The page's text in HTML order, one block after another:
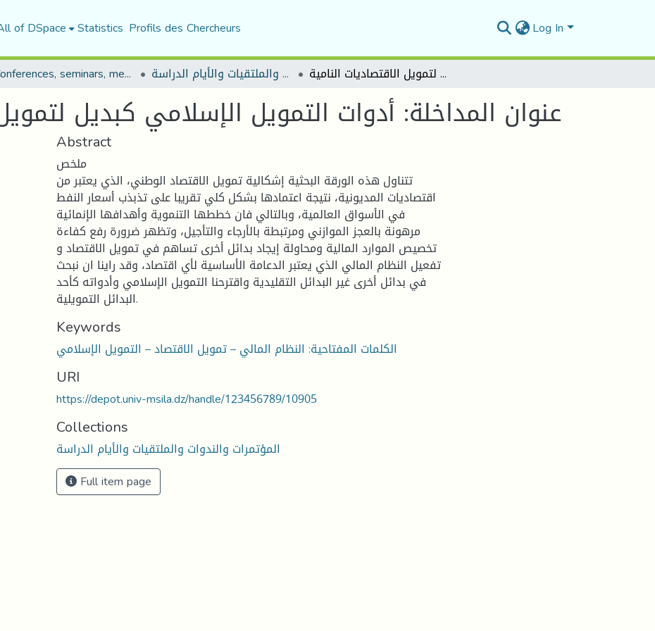
of DSpace Statistics Profils des Chercheurs Log In
Conferences, seminars, meetings, and study days المؤتمرات والندوات والملتقيات والأيام الدراسة عنوان المداخلة: أدوات التمويل الإسلامي كبديل لتمويل الاقتصاديات النامية
عنوان المداخلة: أدوات التمويل الإسلامي كبديل
Abstract
ملخص
تتناول هذه الورقة البحثية إشكالية تمويل الاقتصاد الوطني، الذي يعتبر من
اقتصاديات المديونية، نتيجة اعتمادها بشكل كلي تقريبا على تذبذب أسعار النفط
في الأسواق العالمية، وبالتالي فان خططها التنموية وأهدافها الإنمائية
مرهونة بالعجز الموازني ومرتبطة بالأرجاء والتأجيل، وتظهر ضرورة رفع كفاءة
تخصيص الموارد المالية ومحاولة إيجاد بدائل أخرى تساهم في تمويل الاقتصاد و
تفعيل النظام المالي الذي يعتبر الدعامة الأساسية لأي اقتصاد، وقد راينا ان نبحث
في بدائل أخرى غير البدائل التقليدية واقترحنا التمويل الإسلامي وأدواته كأحد
البدائل التمويلية.
Keywords
الكلمات المفتاحية: النظام المالي – تمويل الاقتصاد – التمويل الإسلامي
URI
https://depot.univ-msila.dz/handle/123456789/10905
Collections
المؤتمرات والندوات والملتقيات والأيام الدراسة
Full item page